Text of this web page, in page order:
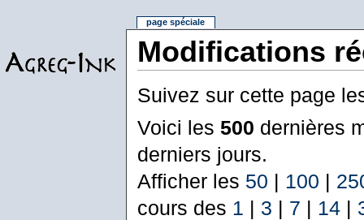
Modifications
Suivez sur cette page
Voici les 500 dernières
derniers jours.
Afficher les 50 | 100 |
cours des 1 | 3 | 7 | 14|
page spéciale